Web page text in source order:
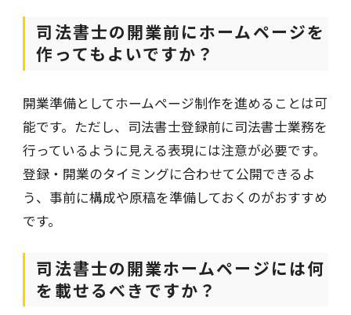
司法書士の開業前にホームページを
作ってもよいですか？
開業準備としてホームページ制作を進めることは可
能です。ただし、司法書士登録前に司法書士業務を
行っているように見える表現には注意が必要です。
登録・開業のタイミングに合わせて公開できるよ
う、事前に構成や原稿を準備しておくのがおすすめ
です。
司法書士の開業ホームページには何
を載せるべきですか？